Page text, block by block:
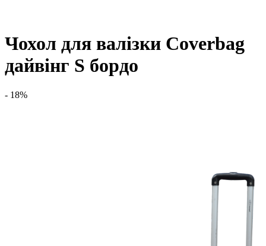
Чохол для валізки Coverbag
дайвінг S бордо
- 18%